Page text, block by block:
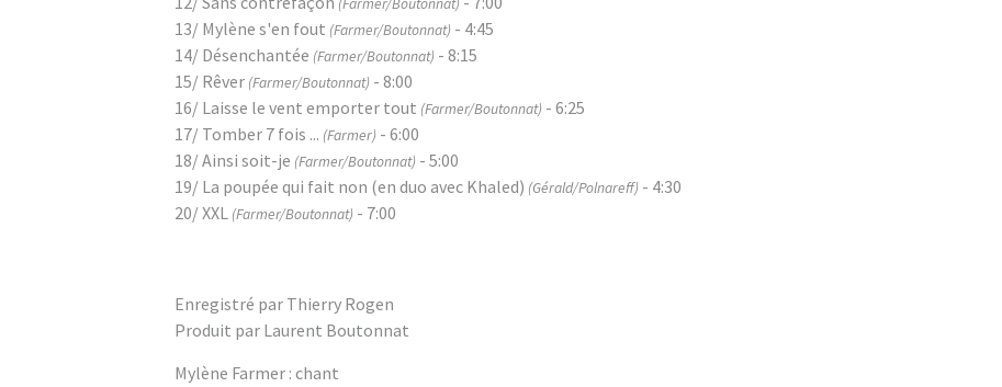
(Farmer/Boutonnat)
13/ Mylène s'en fout (Farmer/Boutonnat) - 4:45
14/ Désenchantée (Farmer/Boutonnat) - 8:15
15/ Rêver (Farmer/Boutonnat) - 8:00
16/ Laisse le vent emporter tout (Farmer/Boutonnat) - 6:25
17/ Tomber 7 fois ... (Farmer) - 6:00
18/ Ainsi soit-je (Farmer/Boutonnat) - 5:00
19/ La poupée qui fait non (en duo avec Khaled) (Gérald/Polnareff) - 4:30
20/ XXL (Farmer/Boutonnat) - 7:00
Enregistré par Thierry Rogen
Produit par Laurent Boutonnat
Mylène Farmer : chant